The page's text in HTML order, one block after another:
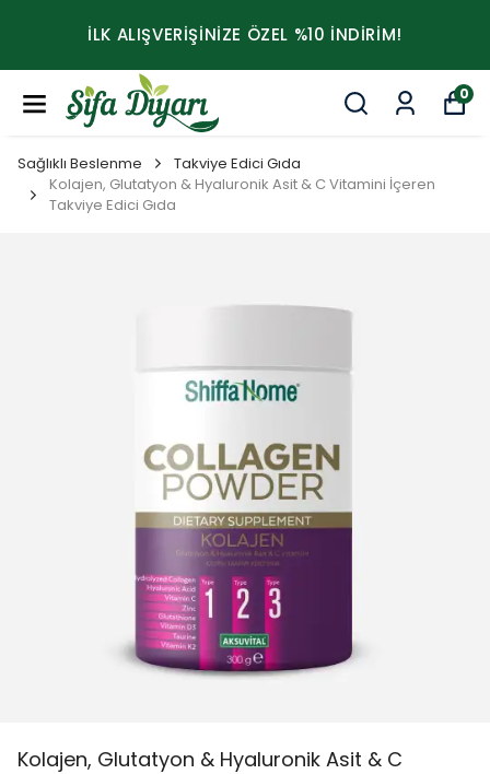
İLK ALIŞVERİŞİNİZE ÖZEL %10 İNDİRİM!
0
Sağlıklı Beslenme
Takviye Edici Gıda
Kolajen, Glutatyon & Hyaluronik Asit & C Vitamini İçeren
Takviye Edici Gıda
Kolajen, Glutatyon & Hyaluronik Asit & C